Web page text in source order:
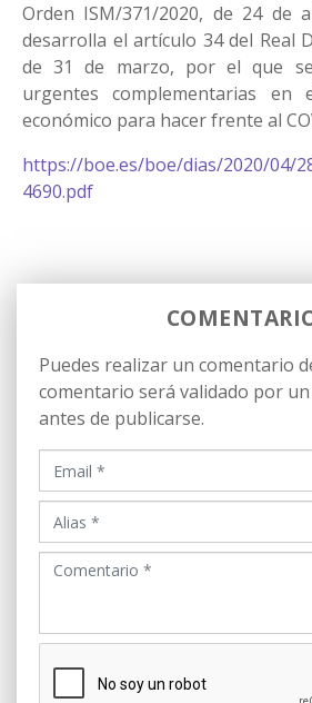
Orden ISM/371/2020, de 24 de
desarrolla el artículo 34 del Real
de 31 de marzo, por el que
urgentes complementarias
económico para hacer frente al
https://boe.es/boe/dias/2020/04/
4690.pdf
Puedes realizar un comentario
comentario será validado por
antes de publicarse.